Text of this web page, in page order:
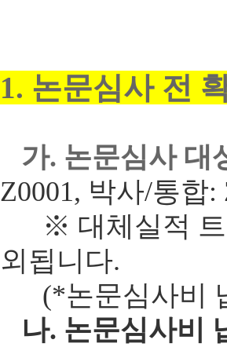
1. 논문심사 전
가. 논문심사 대
Z0001, 박사/통합:
※ 대체실적 트
외됩니다.
(*논문심사비
나. 논문심사비